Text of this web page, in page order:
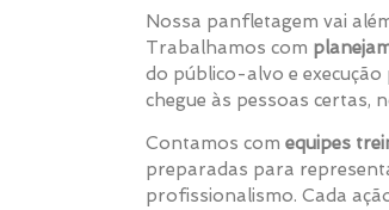
Nossa panfletagem vai
Trabalhamos com
do público-alvo e
chegue às pessoas certas,
Contamos com equipes
preparadas para
profissionalismo. Cada